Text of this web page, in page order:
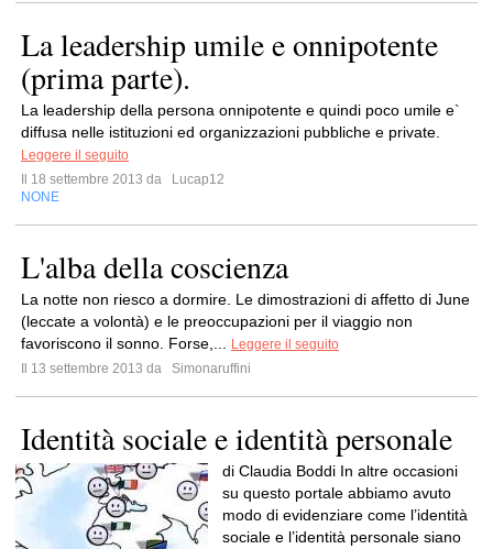
La leadership umile e onnipotente
(prima parte).
La leadership della persona onnipotente e quindi poco umile e`
diffusa nelle istituzioni ed organizzazioni pubbliche e private.
Leggere il seguito
Il 18 settembre 2013 da
Lucap12
NONE
L'alba della coscienza
La notte non riesco a dormire. Le dimostrazioni di affetto di June
(leccate a volontà) e le preoccupazioni per il viaggio non
favoriscono il sonno. Forse,...
Leggere il seguito
Il 13 settembre 2013 da
Simonaruffini
Identità sociale e identità personale
di Claudia Boddi In altre occasioni
su questo portale abbiamo avuto
modo di evidenziare come l’identità
sociale e l’identità personale siano